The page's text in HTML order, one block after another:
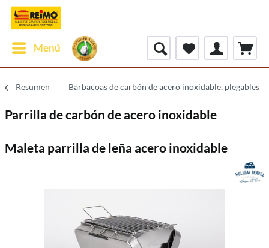
Menú
Resumen Barbacoas de carbón de acero inoxidable, plegables
Parrilla de carbón de acero inoxidable
Maleta parrilla de leña acero inoxidable